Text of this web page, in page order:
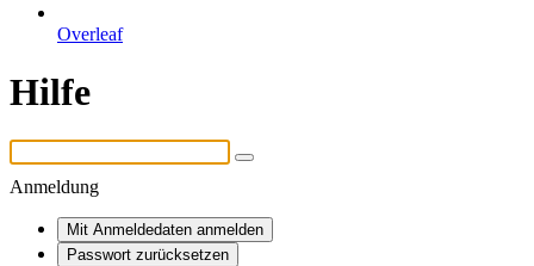
Overleaf
Hilfe
Anmeldung
Mit Anmeldedaten anmelden
Passwort zurücksetzen